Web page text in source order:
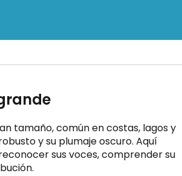
tamaño, común en costas, lagos y
y su plumaje oscuro. Aquí
sus voces, comprender su